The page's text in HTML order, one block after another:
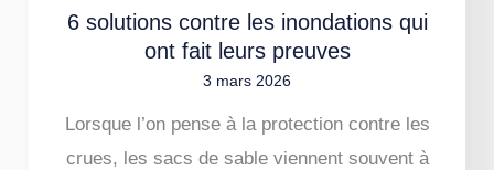
6 solutions contre les inondations qui
ont fait leurs preuves
3 mars 2026
Lorsque l’on pense à la protection contre les
crues, les sacs de sable viennent souvent à
leurs
preuves